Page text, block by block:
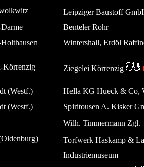
Leipziger Baustoff
Benteler Rohr
Wintershall, Erdöl
Körrenzig
Ziegelei Körrenzig
(Westf.)
Hella KG Hueck & Co,
(Westf.)
Spiritousen A. Kisker
Wilh. Timmermann Zgl.
Torfwerk Haskamp &
Industriemuseum